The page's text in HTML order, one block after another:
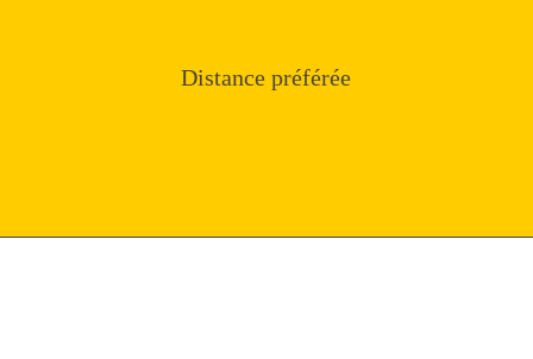
Distance préférée